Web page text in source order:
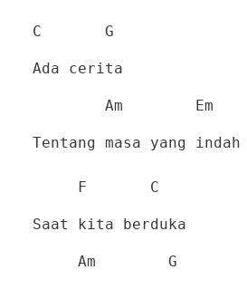
C G
Ada cerita
Am Em
Tentang masa yang indah
F C
Saat kita berduka
Am G